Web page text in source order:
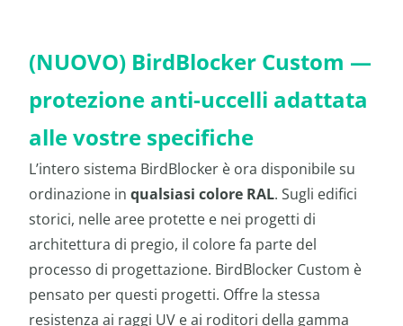
(NUOVO) BirdBlocker Custom —
protezione anti-uccelli adattata
alle vostre specifiche
L’intero sistema BirdBlocker è ora disponibile su
ordinazione in qualsiasi colore RAL. Sugli edifici
storici, nelle aree protette e nei progetti di
architettura di pregio, il colore fa parte del
processo di progettazione. BirdBlocker Custom è
pensato per questi progetti. Offre la stessa
resistenza ai raggi UV e ai roditori della gamma